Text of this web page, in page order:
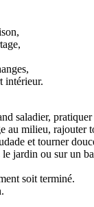
intérieur.
saladier,
au milieu, rajouter
et tourner
le jardin ou sur un
soit terminé.